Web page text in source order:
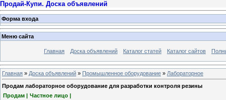
Продай-Купи. Доска объявлений
Форма входа
Меню сайта
Главная Доска объявлений Каталог статей Каталог сайтов
Главная » Доска объявлений » Промышленное оборудование » Лабораторное
Продам лабораторное оборудование для разработки контроля резины
Продам | Частное лицо |